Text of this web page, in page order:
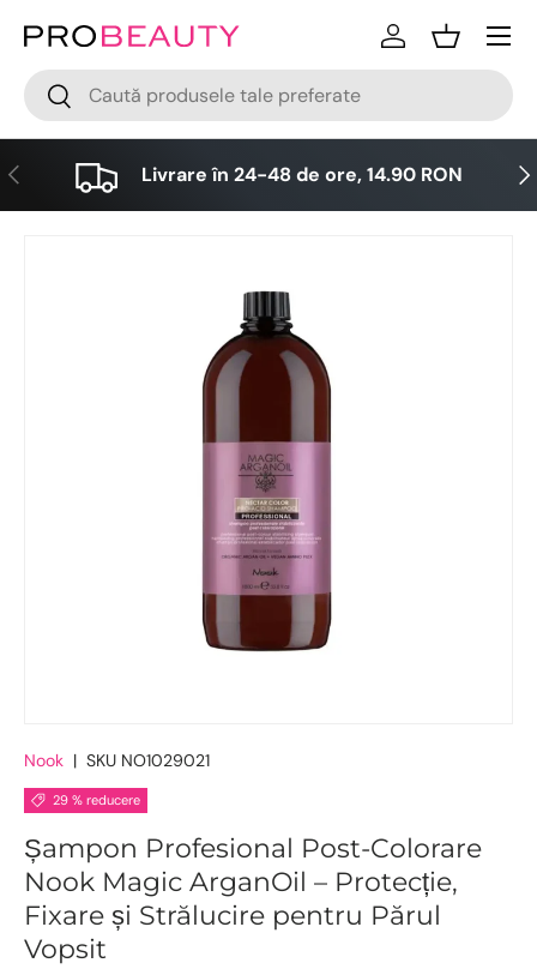
Sari la conținut
Cǎutare
Cǎutare
LogareCos
Meniu
Anterior Livrare în 24-48 de ore, 14.90 RON
Nook | SKU NO1029021
29 % reducere
Șampon Profesional Post-Colorare
Nook Magic ArganOil – Protecție,
Fixare și Strălucire pentru Părul
Vopsit